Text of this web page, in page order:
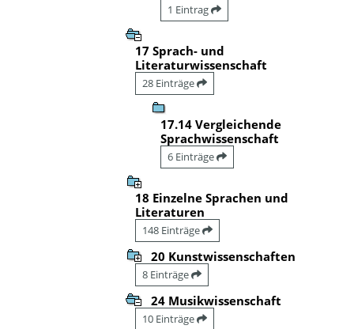
1 Eintrag
17 Sprach- und
Literaturwissenschaft
28 Einträge
17.14 Vergleichende
Sprachwissenschaft
6 Einträge
18 Einzelne Sprachen und
Literaturen
148 Einträge
20 Kunstwissenschaften
8 Einträge
24 Musikwissenschaft
10 Einträge